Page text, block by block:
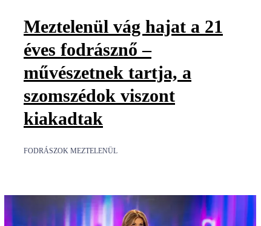
Meztelenül vág hajat a 21
éves fodrásznő –
művészetnek tartja, a
szomszédok viszont
kiakadtak
FODRÁSZOK MEZTELENÜL